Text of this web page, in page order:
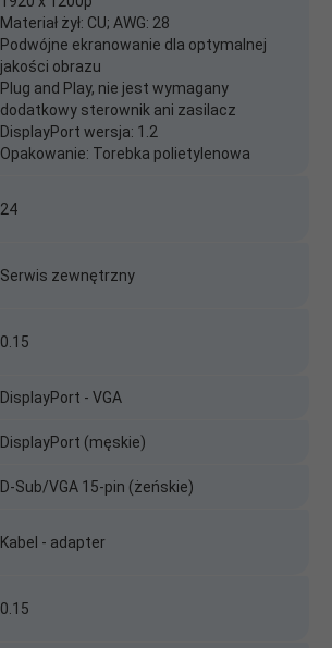
Materiał żył: CU; AWG: 28
Podwójne ekranowanie dla optymalnej
jakości obrazu
Plug and Play, nie jest wymagany
dodatkowy sterownik ani zasilacz
DisplayPort wersja: 1.2
Opakowanie: Torebka polietylenowa
24
Serwis zewnętrzny
0.15
DisplayPort - VGA
DisplayPort (męskie)
D-Sub/VGA 15-pin (żeńskie)
Kabel - adapter
0.15